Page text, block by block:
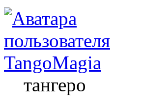
TangoMagia
тангеро